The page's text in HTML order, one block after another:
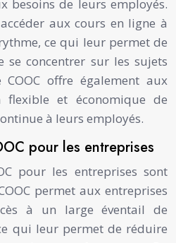
besoins de leurs employés.
aux cours en ligne à
ce qui leur permet de
concentrer sur les sujets
offre également aux
flexible et économique de
à leurs employés.
pour les entreprises
pour les entreprises sont
permet aux entreprises
à un large éventail de
qui leur permet de réduire